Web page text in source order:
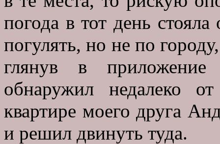
погода в тот день
погулять, но не по
глянув в
обнаружил недалеко
квартире моего друга
и решил двинуть туда.